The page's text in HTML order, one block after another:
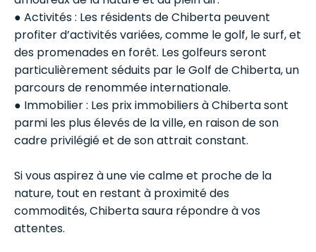
● Activités : Les résidents de Chiberta peuvent
profiter d’activités variées, comme le golf, le surf, et
des promenades en forêt. Les golfeurs seront
particulièrement séduits par le Golf de Chiberta, un
parcours de renommée internationale.
● Immobilier : Les prix immobiliers à Chiberta sont
parmi les plus élevés de la ville, en raison de son
cadre privilégié et de son attrait constant.
Si vous aspirez à une vie calme et proche de la
nature, tout en restant à proximité des
commodités, Chiberta saura répondre à vos
attentes.